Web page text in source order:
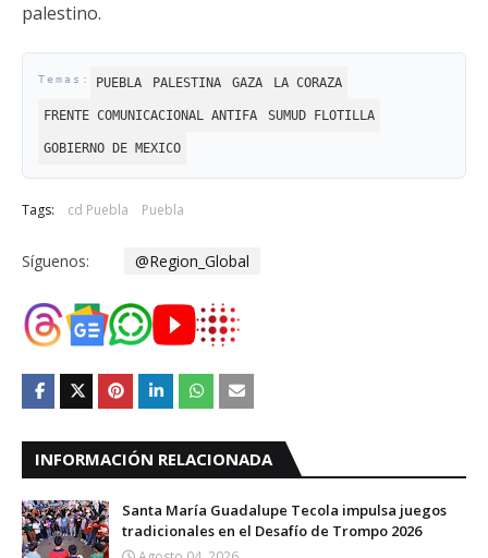
palestino.
PUEBLA PALESTINA GAZA LA CORAZA
FRENTE COMUNICACIONAL ANTIFA SUMUD FLOTILLA
GOBIERNO DE MEXICO
Tags: cd Puebla Puebla
Síguenos: @Region_Global
INFORMACIÓN RELACIONADA
Santa María Guadalupe Tecola impulsa juegos
tradicionales en el Desafío de Trompo 2026